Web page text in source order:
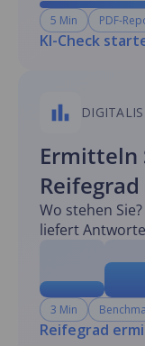
5 Min
PDF-
KI-Check
Ermitteln
Reifegrad
Wo stehen
liefert
3 Min
Reifegrad